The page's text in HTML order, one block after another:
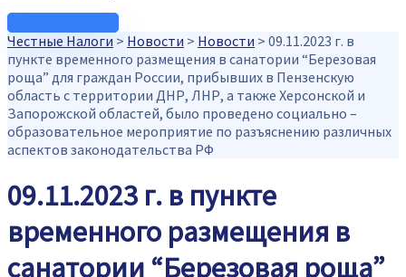
Честные Налоги > Новости > Новости > 09.11.2023 г. в
пункте временного размещения в санатории “Березовая
роща” для граждан России, прибывших в Пензенскую
область с территории‌ ДНР, ЛНР, а также Херсонской и
Запорожской областей, было проведено социально –
образовательное мероприятие по разъяснению различных
аспектов законодательства РФ
09.11.2023 г. в пункте
временного размещения в
санатории “Березовая роща”